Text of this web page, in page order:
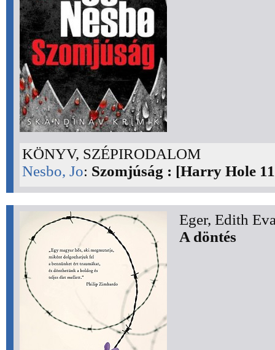
KÖNYV, SZÉPIRODALOM
Nesbo, Jo: Szomjúság : [Harry Hole
Eger, Edith
A döntés